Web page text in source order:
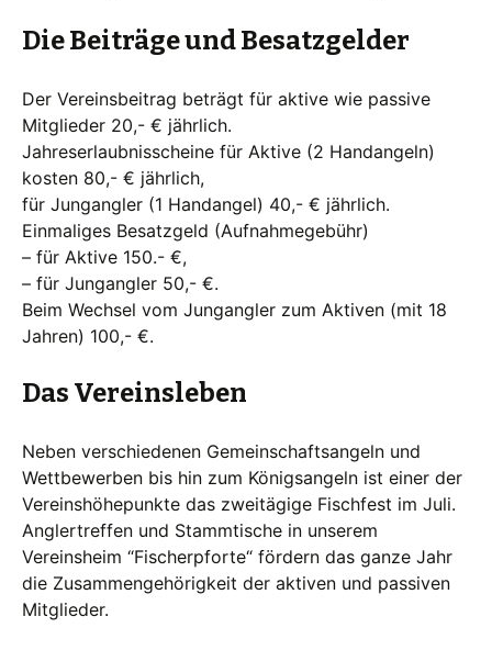
Die Beiträge und Besatzgelder
Der Vereinsbeitrag beträgt für aktive wie passive
Mitglieder 20,- € jährlich.
Jahreserlaubnisscheine für Aktive (2 Handangeln)
kosten 80,- € jährlich,
für Jungangler (1 Handangel) 40,- € jährlich.
Einmaliges Besatzgeld (Aufnahmegebühr)
– für Aktive 150.- €,
– für Jungangler 50,- €.
Beim Wechsel vom Jungangler zum Aktiven (mit 18
Jahren) 100,- €.
Das Vereinsleben
Neben verschiedenen Gemeinschaftsangeln und
Wettbewerben bis hin zum Königsangeln ist einer der
Vereinshöhepunkte das zweitägige Fischfest im Juli.
Anglertreffen und Stammtische in unserem
Vereinsheim “Fischerpforte“ fördern das ganze Jahr
die Zusammengehörigkeit der aktiven und passiven
Mitglieder.